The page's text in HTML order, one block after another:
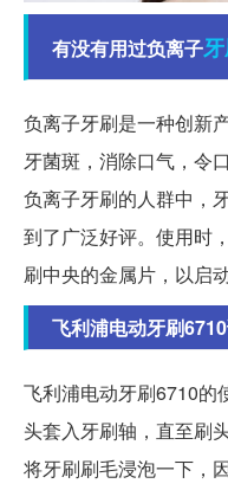
有没有用过负离子
负离子牙刷是一种创新
牙菌斑，消除口气，令
负离子牙刷的人群中，
到了广泛好评。使用时
刷中央的金属片，以启
飞利浦电动牙刷
飞利浦电动牙刷6710的
头套入牙刷轴，直至刷
将牙刷刷毛浸泡一下，